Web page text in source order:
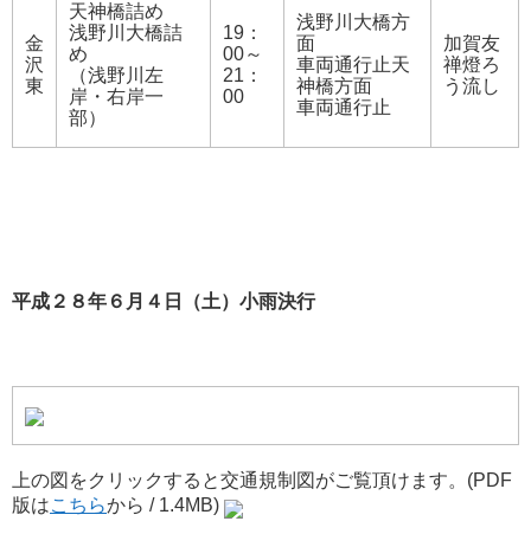
金
沢
東
天神橋詰め
浅野川大橋詰
め
（浅野川左
岸・右岸一
部）
19：
00～
21：
00
浅野川大橋方
面
車両通行止天
神橋方面
車両通行止
加賀友
禅燈ろ
う流し
平成２８年６月４日（土）小雨決行
上の図をクリックすると交通規制図がご覧頂けます。(PDF
版はこちらから / 1.4MB)